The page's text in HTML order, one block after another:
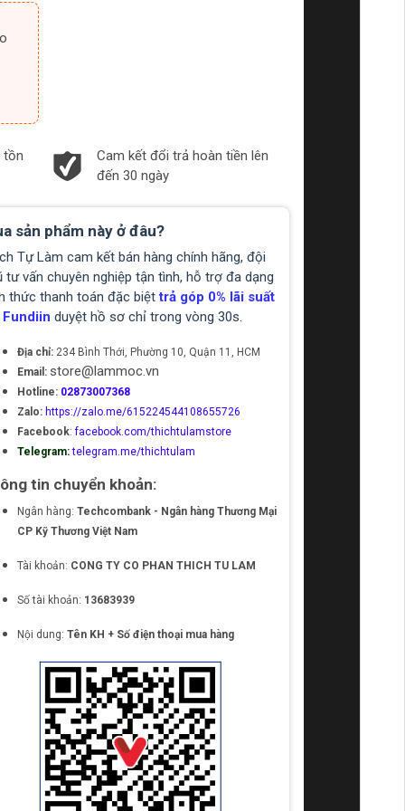
tồn
Cam kết đổi trả hoàn tiền lên
đến 30 ngày
sản phẩm này ở đâu?
Tự Làm cam kết bán hàng chính hãng, đội
tư vấn chuyên nghiệp tận tình, hỗ trợ đa dạng
thức thanh toán đặc biệttrả góp 0% lãi suất
Fundiin duyệt hồ sơ chỉ trong vòng 30s.
Địa chỉ: 234 Bình Thới, Phường 10, Quận 11, HCM
Email: store@lammoc.vn
Hotline: 02873007368
Zalo: https://zalo.me/615224544108655726
Facebook:facebook.com/thichtulamstore
Telegram: telegram.me/thichtulam
tin chuyển khoản:
Ngân hàng: Techcombank - Ngân hàng Thương Mại
CP Kỹ Thương Việt Nam
Tài khoản: CONG TY CO PHAN THICH TU LAM
Số tài khoản: 13683939
Nội dung: Tên KH + Số điện thoại mua hàng